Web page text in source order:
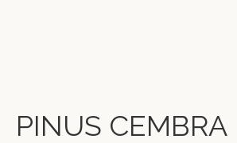
PINUS CEMBRA